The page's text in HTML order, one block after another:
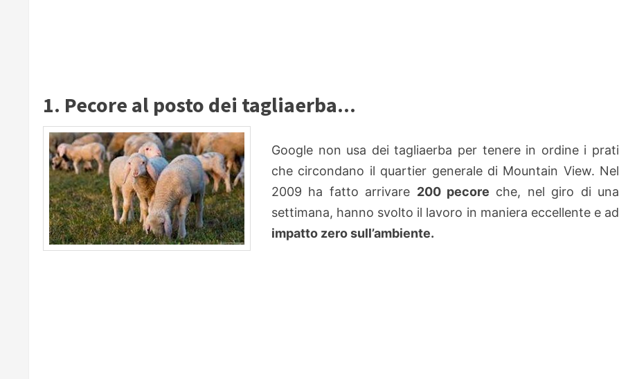
1. Pecore al posto dei tagliaerba...
Google non usa dei tagliaerba per tenere in ordine i prati
che circondano il quartier generale di Mountain View. Nel
2009 ha fatto arrivare 200 pecore che, nel giro di una
settimana, hanno svolto il lavoro in maniera eccellente e ad
impatto zero sull’ambiente.